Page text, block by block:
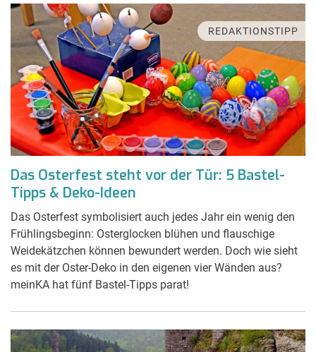
REDAKTIONSTIPP
Das Osterfest steht vor der Tür: 5 Bastel-
Tipps & Deko-Ideen
Das Osterfest symbolisiert auch jedes Jahr ein wenig den
Frühlingsbeginn: Osterglocken blühen und flauschige
Weidekätzchen können bewundert werden. Doch wie sieht
es mit der Oster-Deko in den eigenen vier Wänden aus?
meinKA hat fünf Bastel-Tipps parat!